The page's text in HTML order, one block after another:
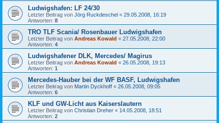
Ludwigshafen: LF 24/30
Letzter Beitrag von Jörg Ruckdeschel « 29.05.2008, 16:19
Antworten: 8
TRO TLF Scania/ Rosenbauer Ludwigshafen
Letzter Beitrag von Andreas Kowald « 27.05.2008, 22:00
Antworten: 4
Ludwigshafener DLK, Mercedes/ Magirus
Letzter Beitrag von Andreas Kowald « 26.05.2008, 19:13
Antworten: 1
Mercedes-Hauber bei der WF BASF, Ludwigshafen
Letzter Beitrag von Martin Dyckhoff « 26.05.2008, 09:05
Antworten: 6
KLF und GW-Licht aus Kaiserslautern
Letzter Beitrag von Christian Dreher « 14.05.2008, 18:51
Antworten: 2